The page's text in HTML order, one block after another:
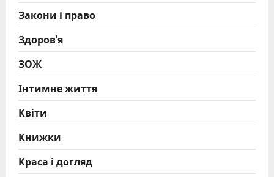
Закони і право
Здоров'я
ЗОЖ
Інтимне життя
Квіти
Книжки
Краса і догляд